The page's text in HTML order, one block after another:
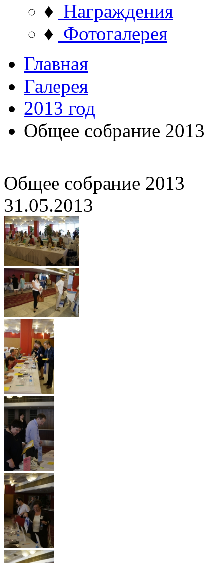
♦ Награждения
♦ Фотогалерея
Главная
Галерея
2013 год
Общее собрание 2013
Общее собрание 2013
31.05.2013